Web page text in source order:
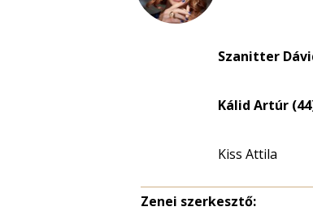
Szanitter
Kálid Artúr
Kiss Attila
Zenei szerkesztő: